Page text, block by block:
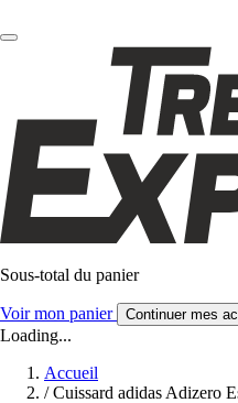
Sous-total du panier
Voir mon panier Continuer mes
Loading...
Accueil
/ Cuissard adidas Adizero